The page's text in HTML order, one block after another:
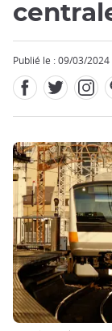
Publié le : 09/03/2024
Fermer